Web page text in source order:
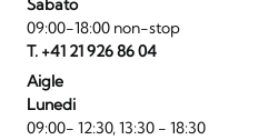
Sabato
09:00-18:00 non-stop
T. +41 21 926 86 04
Aigle
Lunedi
09:00- 12:30, 13:30 - 18:30